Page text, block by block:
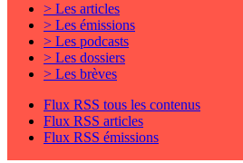
> Les articles
> Les émissions
> Les podcasts
> Les dossiers
> Les brèves
Flux RSS tous les contenus
Flux RSS articles
Flux RSS émissions